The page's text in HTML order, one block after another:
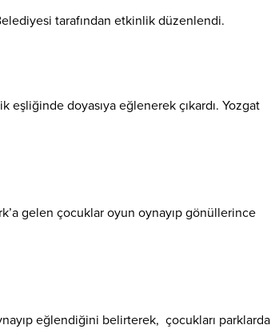
tarafından etkinlik düzenlendi.
eşliğinde doyasıya eğlenerek çıkardı. Yozgat
gelen çocuklar oyun oynayıp gönüllerince
eğlendiğini belirterek, çocukları parklarda